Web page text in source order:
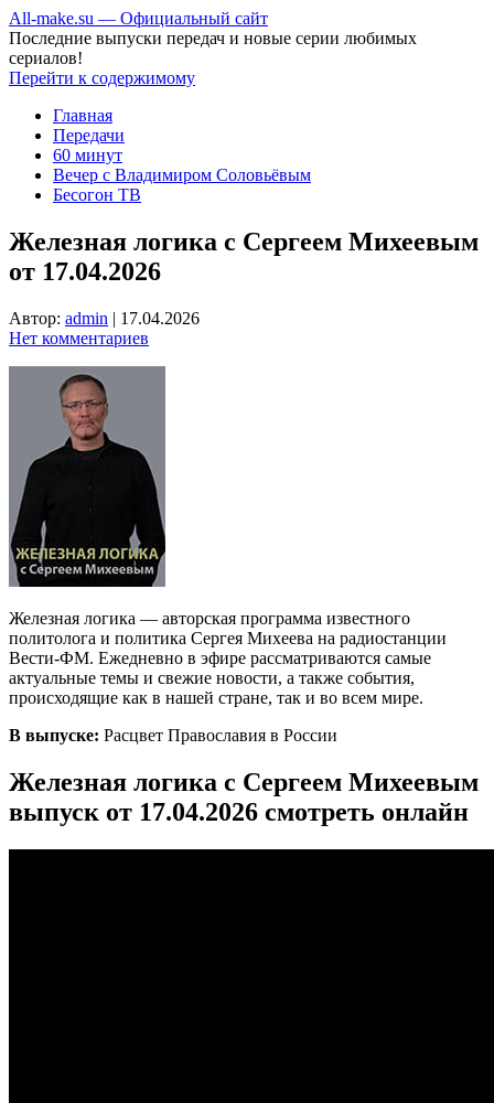
All-make.su — Официальный сайт
Последние выпуски передач и новые серии любимых
сериалов!
Перейти к содержимому
Главная
Передачи
60 минут
Вечер с Владимиром Соловьёвым
Бесогон ТВ
Железная логика с Сергеем Михеевым
от 17.04.2026
Автор: admin | 17.04.2026
Нет комментариев
Железная логика — авторская программа известного
политолога и политика Сергея Михеева на радиостанции
Вести-ФМ. Ежедневно в эфире рассматриваются самые
актуальные темы и свежие новости, а также события,
происходящие как в нашей стране, так и во всем мире.
В выпуске: Расцвет Православия в России
Железная логика с Сергеем Михеевым
выпуск от 17.04.2026 смотреть онлайн